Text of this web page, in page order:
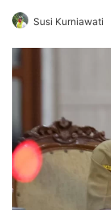
Susi Kurniawati